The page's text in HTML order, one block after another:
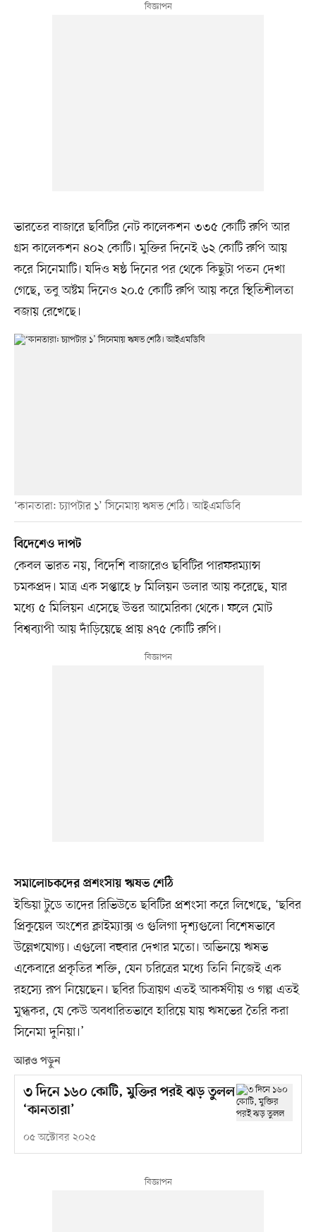
ভারতের বাজারে ছবিটির নেট কালেকশন ৩৩৫ কোটি রুপি আর
গ্রস কালেকশন ৪০২ কোটি। মুক্তির দিনেই ৬২ কোটি রুপি আয়
করে সিনেমাটি। যদিও ষষ্ঠ দিনের পর থেকে কিছুটা পতন দেখা
গেছে, তবু অষ্টম দিনেও ২০.৫ কোটি রুপি আয় করে স্থিতিশীলতা
বজায় রেখেছে।
‘কানতারা: চ্যাপটার ১’ সিনেমায় ঋষভ শেঠি। আইএমডিবি
বিদেশেও দাপট
কেবল ভারত নয়, বিদেশি বাজারেও ছবিটির পারফরম্যান্স
চমকপ্রদ। মাত্র এক সপ্তাহে ৮ মিলিয়ন ডলার আয় করেছে, যার
মধ্যে ৫ মিলিয়ন এসেছে উত্তর আমেরিকা থেকে। ফলে মোট
বিশ্বব্যাপী আয় দাঁড়িয়েছে প্রায় ৪৭৫ কোটি রুপি।
সমালোচকদের প্রশংসায় ঋষভ শেঠি
ইন্ডিয়া টুডে তাদের রিভিউতে ছবিটির প্রশংসা করে লিখেছে, ‘ছবির
প্রিকুয়েল অংশের ক্লাইম্যাক্স ও গুলিগা দৃশ্যগুলো বিশেষভাবে
উল্লেখযোগ্য। এগুলো বহুবার দেখার মতো। অভিনয়ে ঋষভ
একেবারে প্রকৃতির শক্তি, যেন চরিত্রের মধ্যে তিনি নিজেই এক
রহস্যে রূপ নিয়েছেন। ছবির চিত্রায়ণ এতই আকর্ষণীয় ও গল্প এতই
মুগ্ধকর, যে কেউ অবধারিতভাবে হারিয়ে যায় ঋষভের তৈরি করা
সিনেমা দুনিয়া।’
আরও পড়ুন
৩ দিনে ১৬০ কোটি, মুক্তির পরই ঝড় তুলল
‘কানতারা’
০৫ অক্টোবর ২০২৫